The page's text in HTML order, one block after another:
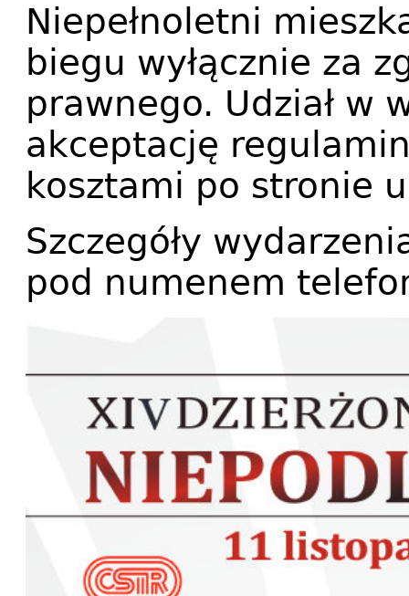
Niepełnoletni
biegu wyłącznie za
prawnego. Udział w
akceptację
kosztami po stronie
Szczegóły
pod numenem